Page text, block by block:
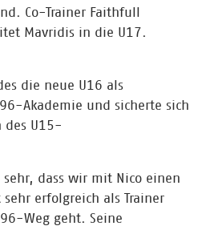
Co-Trainer Faithfull
Mavridis in die U17.
die neue U16 als
Akademie und sicherte sich
des U15-
dass wir mit Nico einen
erfolgreich als Trainer
Weg geht. Seine